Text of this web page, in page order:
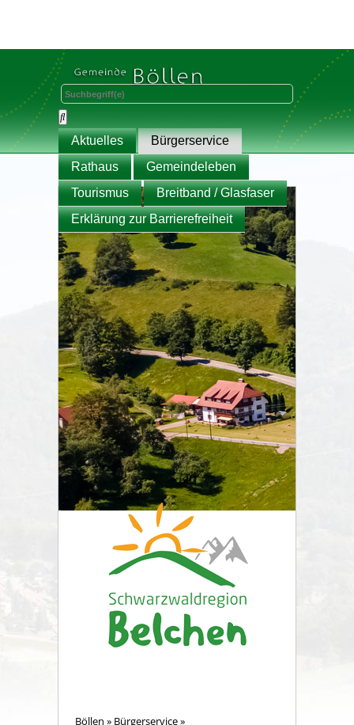
Aktuelles
Bürgerservice
Rathaus
Gemeindeleben
Tourismus
Breitband / Glasfaser
Erklärung zur Barrierefreiheit
Böllen » Bürgerservice»